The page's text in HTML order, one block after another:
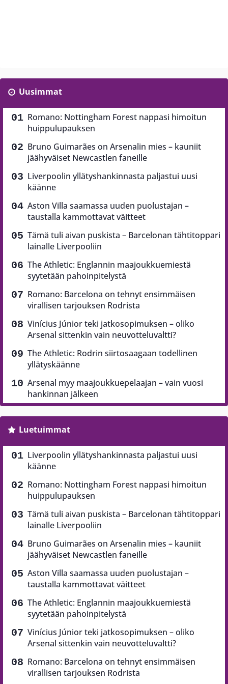
Uusimmat
Romano: Nottingham Forest nappasi himoitun
huippulupauksen
Bruno Guimarães on Arsenalin mies – kauniit
jäähyväiset Newcastlen faneille
Liverpoolin yllätyshankinnasta paljastui uusi
käänne
Aston Villa saamassa uuden puolustajan –
taustalla kammottavat väitteet
Tämä tuli aivan puskista – Barcelonan tähtitoppari
lainalle Liverpooliin
The Athletic: Englannin maajoukkuemiestä
syytetään pahoinpitelystä
Romano: Barcelona on tehnyt ensimmäisen
virallisen tarjouksen Rodrista
Vinícius Júnior teki jatkosopimuksen – oliko
Arsenal sittenkin vain neuvotteluvaltti?
The Athletic: Rodrin siirtosaagaan todellinen
yllätyskäänne
Arsenal myy maajoukkuepelaajan – vain vuosi
hankinnan jälkeen
Luetuimmat
Liverpoolin yllätyshankinnasta paljastui uusi
käänne
Romano: Nottingham Forest nappasi himoitun
huippulupauksen
Tämä tuli aivan puskista – Barcelonan tähtitoppari
lainalle Liverpooliin
Bruno Guimarães on Arsenalin mies – kauniit
jäähyväiset Newcastlen faneille
Aston Villa saamassa uuden puolustajan –
taustalla kammottavat väitteet
The Athletic: Englannin maajoukkuemiestä
syytetään pahoinpitelystä
Vinícius Júnior teki jatkosopimuksen – oliko
Arsenal sittenkin vain neuvotteluvaltti?
Romano: Barcelona on tehnyt ensimmäisen
virallisen tarjouksen Rodrista